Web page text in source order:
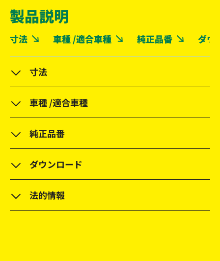
製品説明
寸法 車種 /適合車種 純正品番 ダウ
寸法
車種 /適合車種
純正品番
ダウンロード
法的情報